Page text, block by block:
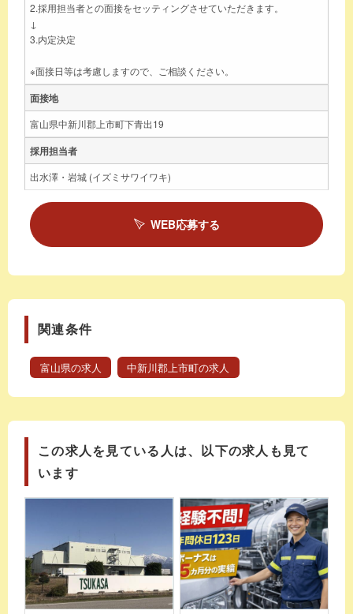
2.採用担当者との面接をセッティングさせていただきます。
↓
3.内定決定
※面接日等は考慮しますので、ご相談ください。
面接地
富山県中新川郡上市町下青出19
採用担当者
出水澤・岩城 (イズミサワイワキ)
WEB応募する
関連条件
富山県の求人 中新川郡上市町の求人
この求人を見ている人は、以下の求人も見て
います